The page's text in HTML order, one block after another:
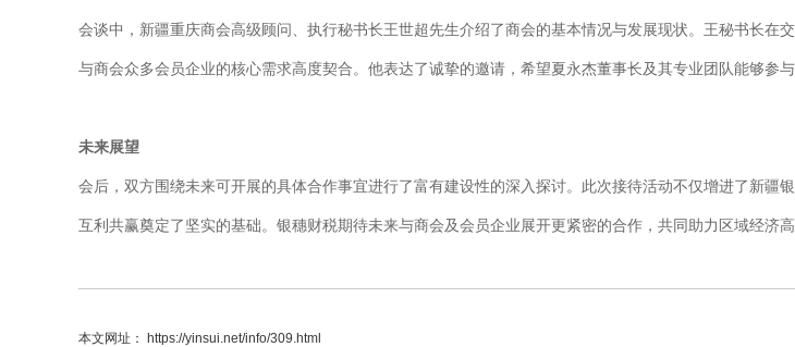
会谈中，新疆重庆商会高级顾问、执行秘书长王世超先生介绍了商会的基本情况与发展现状。王秘书长
与商会众多会员企业的核心需求高度契合。他表达了诚挚的邀请，希望夏永杰董事长及其专业团队能够参
未来展望
会后，双方围绕未来可开展的具体合作事宜进行了富有建设性的深入探讨。此次接待活动不仅增进了新
互利共赢奠定了坚实的基础。银穗财税期待未来与商会及会员企业展开更紧密的合作，共同助力区域经济高
本文网址： https://yinsui.net/info/309.html